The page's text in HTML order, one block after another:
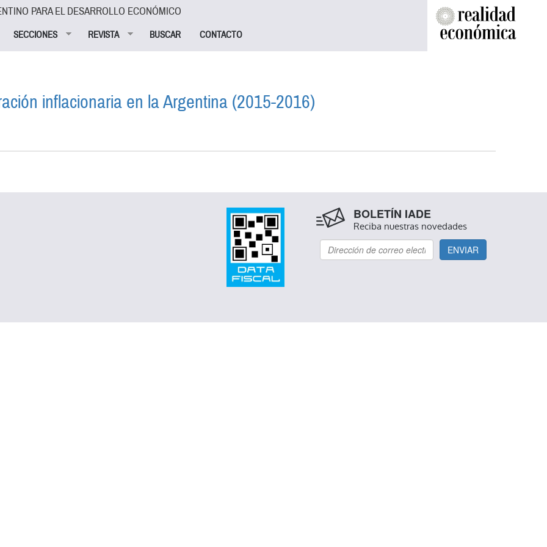
PARA EL DESARROLLO ECONÓMICO
SECCIONES REVISTA BUSCAR CONTACTO
inflacionaria en la Argentina (2015-2016)
BOLETÍN IADE
Reciba nuestras novedades
ENVIAR